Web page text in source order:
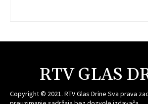
RTV GLAS
Copyright © 2021. RTV Glas Drine Sva prava